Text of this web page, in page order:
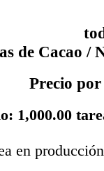
de Cacao /
Precio
1,000.00
en